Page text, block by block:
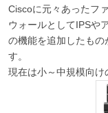
Ciscoに元々あったフ
ウォールとしてIPSや
の機能を追加したも
す。
現在は小～中規模向け